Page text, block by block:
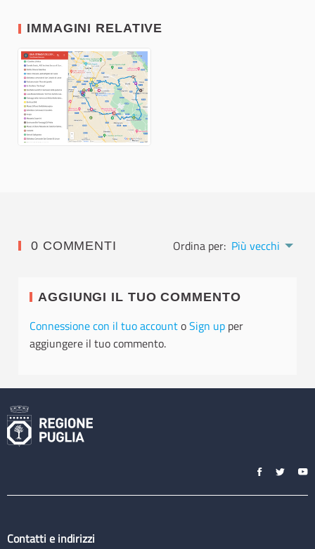
IMMAGINI RELATIVE
0 COMMENTI Ordina per: Più vecchi
AGGIUNGI IL TUO COMMENTO
Connessione con il tuo accountoSign up per
aggiungere il tuo commento.
Contatti e indirizzi